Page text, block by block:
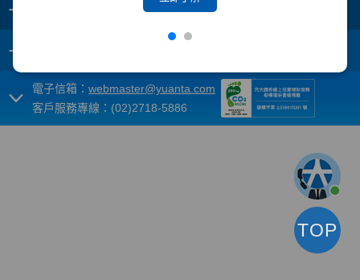
+
+
電子信箱： webmaster@yuanta.com
客戶服務專線：(02)2718-5886
TOP